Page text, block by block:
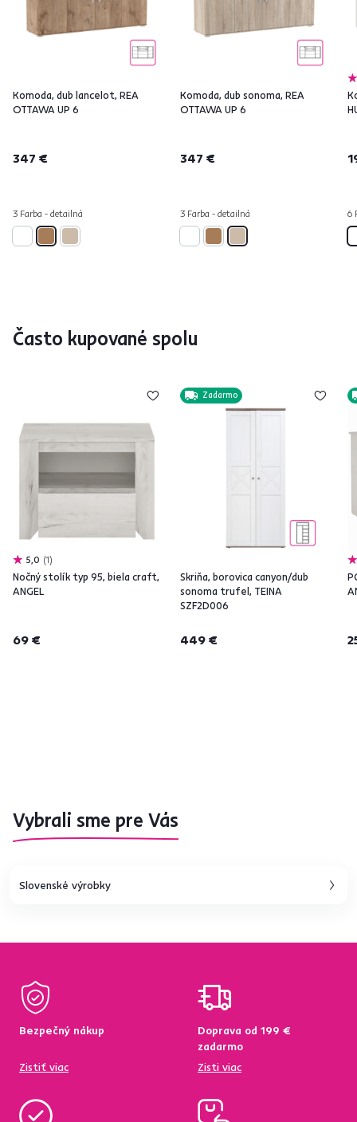
Komoda, dub lancelot, REA
OTTAWA UP 6
347 €
3 Farba - detailná
Komoda, dub sonoma, REA
OTTAWA UP 6
347 €
3 Farba - detailná 6
Často kupované spolu
5,0 1
Nočný stolík typ 95, biela craft,
ANGEL
69 €
Zadarmo
Skriňa, borovica canyon/dub
sonoma trufel, TEINA
SZF2D006
449 €
Vybrali sme pre Vás
Slovenské výrobky
Bezpečný nákup
Zistiť viac
Doprava od 199 €
zadarmo
Zisti viac